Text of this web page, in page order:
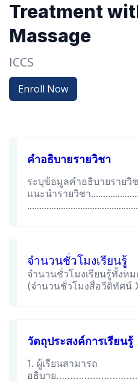
Treatment
Massage
ICCS
Enroll Now
คำอธิบายรายวิชา
ระบุข้อมูลคำอธิบายรายวิ
แนะนำรายวิชา
จำนวนชั่วโมงเรียนรู้
จำนวนชั่วโมงเรียนรู้ทั้งห
(จำนวนชั่วโมงสื่อวีดิทัศน์
วัตถุประสงค์การเรียนรู้
1. ผู้เรียนสามารถ
อธิบาย